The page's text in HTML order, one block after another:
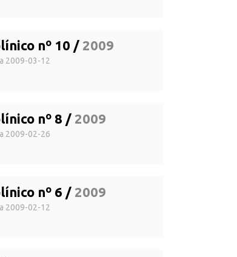
nº 10 / 2009
2009-03-12
nº 8 / 2009
2009-02-26
nº 6 / 2009
2009-02-12